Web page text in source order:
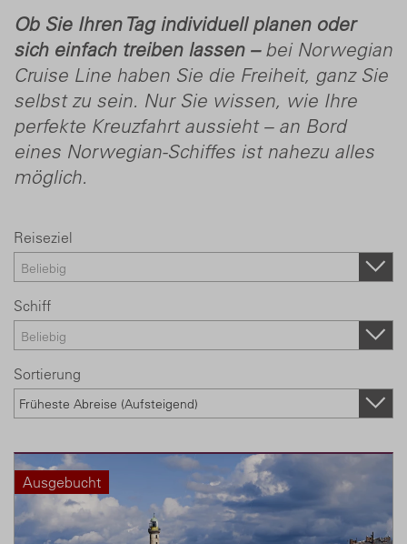
Ob Sie Ihren Tag individuell planen oder
sich einfach treiben lassen –bei Norwegian
Cruise Line haben Sie die Freiheit, ganz Sie
selbst zu sein. Nur Sie wissen, wie Ihre
perfekte Kreuzfahrt aussieht – an Bord
eines Norwegian-Schiffes ist nahezu alles
möglich.
Reiseziel
Schiff
Sortierung
Früheste Abreise (Aufsteigend)
Ausgebucht